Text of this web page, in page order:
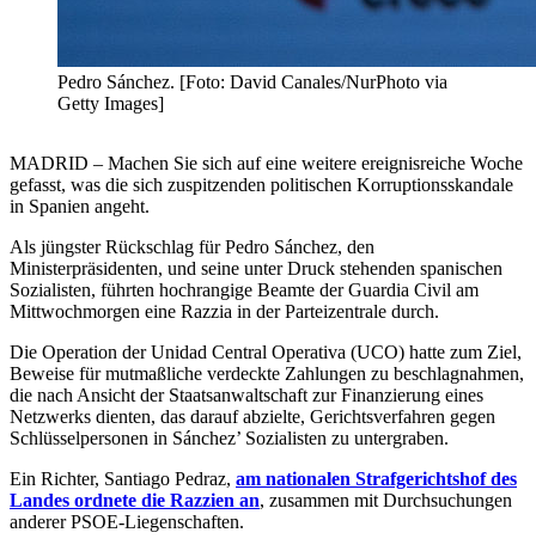
Pedro Sánchez. [Foto: David Canales/NurPhoto via
Getty Images]
MADRID – Machen Sie sich auf eine weitere ereignisreiche Woche
gefasst, was die sich zuspitzenden politischen Korruptionsskandale
in Spanien angeht.
Als jüngster Rückschlag für Pedro Sánchez, den
Ministerpräsidenten, und seine unter Druck stehenden spanischen
Sozialisten, führten hochrangige Beamte der Guardia Civil am
Mittwochmorgen eine Razzia in der Parteizentrale durch.
Die Operation der Unidad Central Operativa (UCO) hatte zum Ziel,
Beweise für mutmaßliche verdeckte Zahlungen zu beschlagnahmen,
die nach Ansicht der Staatsanwaltschaft zur Finanzierung eines
Netzwerks dienten, das darauf abzielte, Gerichtsverfahren gegen
Schlüsselpersonen in Sánchez’ Sozialisten zu untergraben.
Ein Richter, Santiago Pedraz, am nationalen Strafgerichtshof des
Landes ordnete die Razzien an, zusammen mit Durchsuchungen
anderer PSOE-Liegenschaften.